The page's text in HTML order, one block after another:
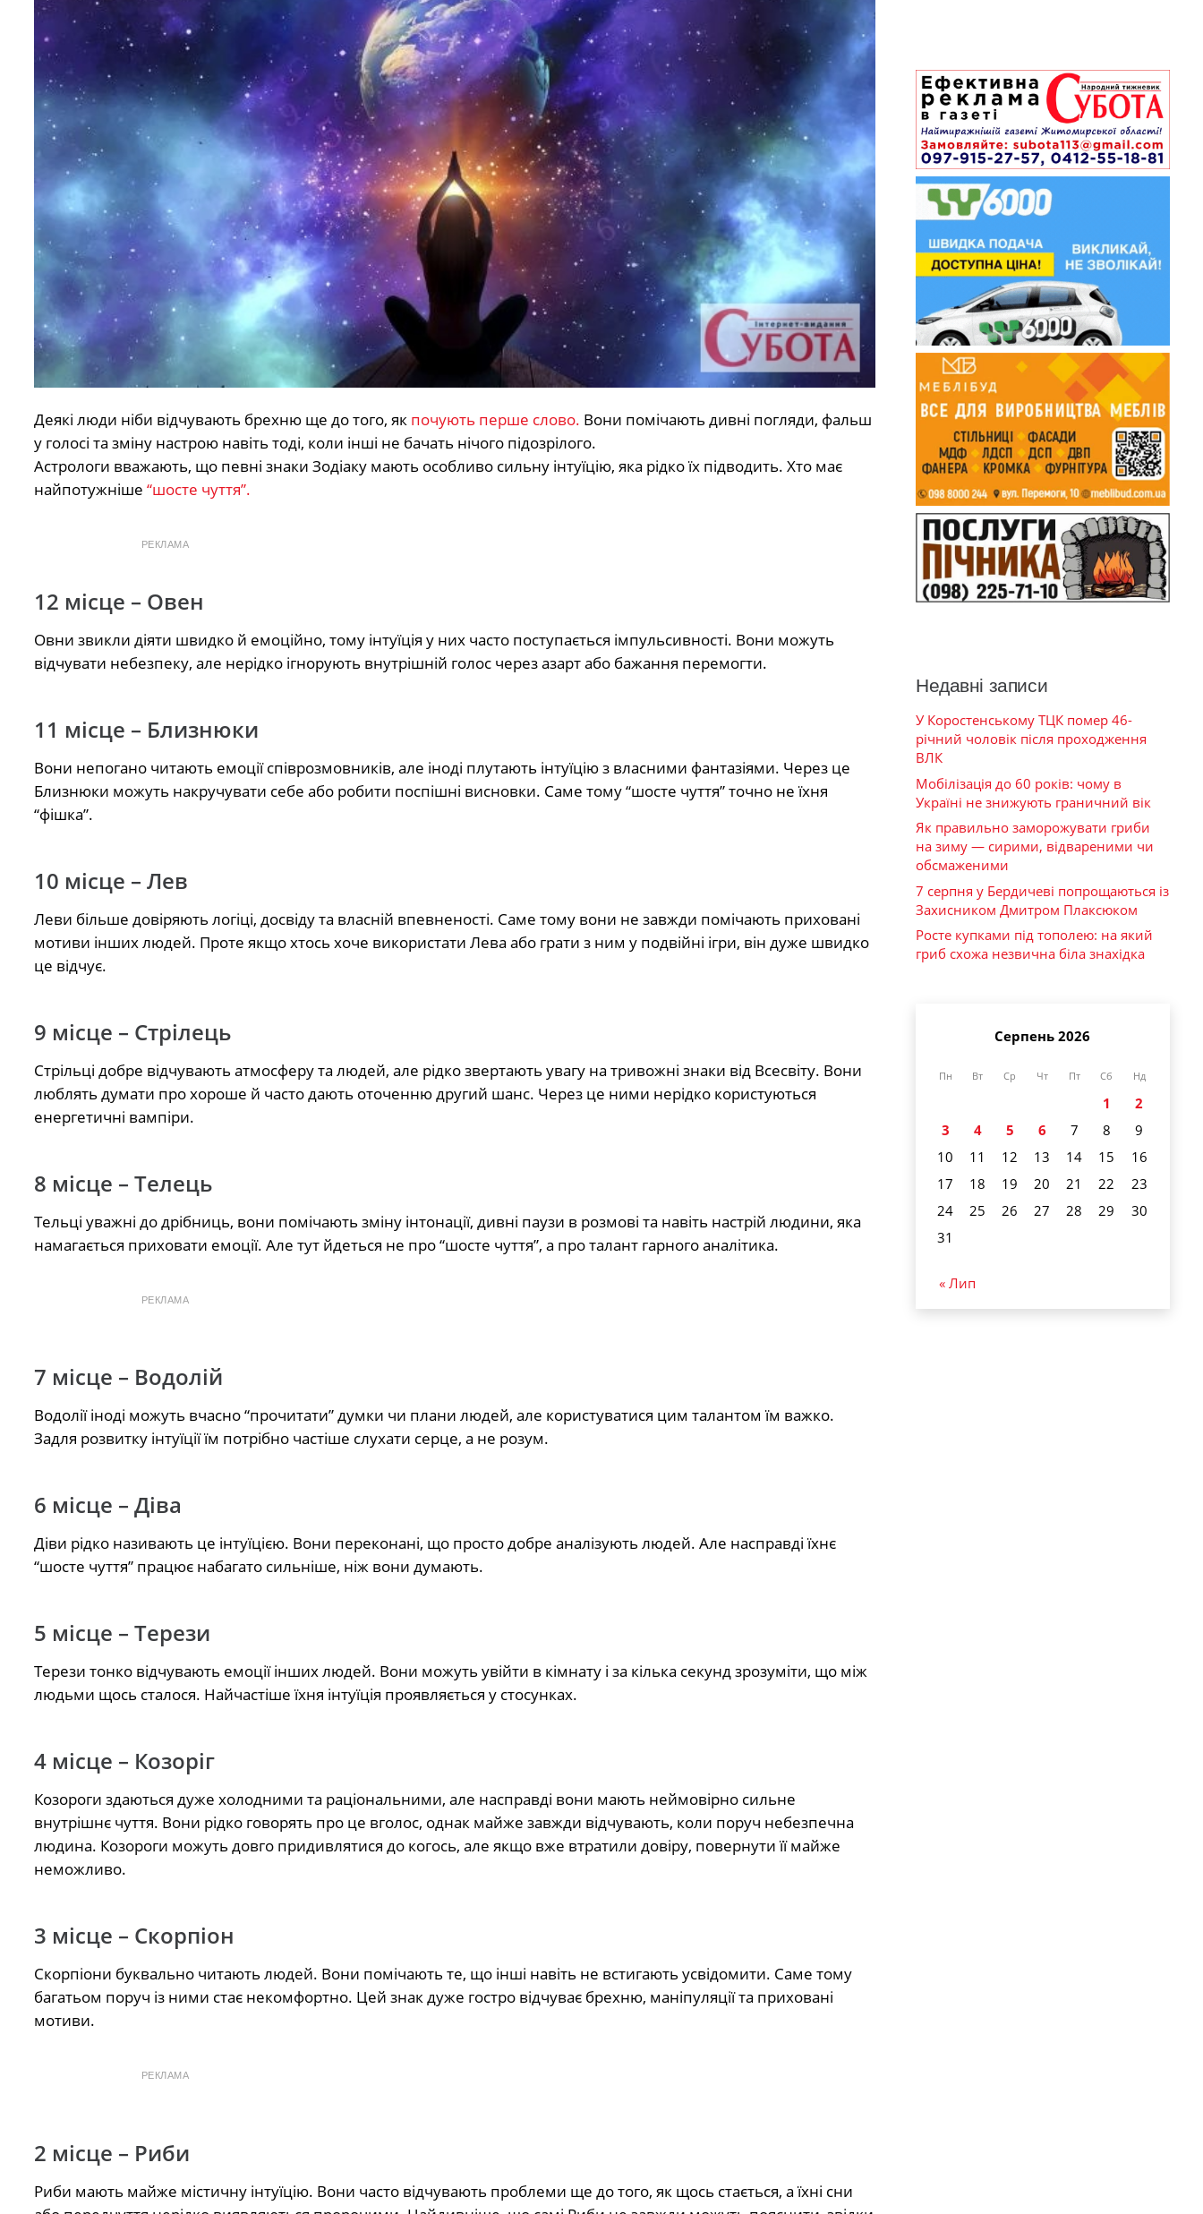
Деякі люди ніби відчувають брехню ще до того, якпочують перше слово. Вони помічають дивні погляди, фальш
у голосі та зміну настрою навіть тоді, коли інші не бачать нічого підозрілого.
Астрологи вважають, що певні знаки Зодіаку мають особливо сильну інтуїцію, яка рідко їх підводить. Хто має
найпотужніше “шосте чуття”.
РЕКЛАМА
12 місце – Овен
Овни звикли діяти швидко й емоційно, тому інтуїція у них часто поступається імпульсивності. Вони можуть
відчувати небезпеку, але нерідко ігнорують внутрішній голос через азарт або бажання перемогти.
11 місце – Близнюки
Вони непогано читають емоції співрозмовників, але іноді плутають інтуїцію з власними фантазіями. Через це
Близнюки можуть накручувати себе або робити поспішні висновки. Саме тому “шосте чуття” точно не їхня
“фішка”.
10 місце – Лев
Леви більше довіряють логіці, досвіду та власній впевненості. Саме тому вони не завжди помічають приховані
мотиви інших людей. Проте якщо хтось хоче використати Лева або грати з ним у подвійні ігри, він дуже швидко
це відчує.
9 місце – Стрілець
Стрільці добре відчувають атмосферу та людей, але рідко звертають увагу на тривожні знаки від Всесвіту. Вони
люблять думати про хороше й часто дають оточенню другий шанс. Через це ними нерідко користуються
енергетичні вампіри.
8 місце – Телець
Тельці уважні до дрібниць, вони помічають зміну інтонації, дивні паузи в розмові та навіть настрій людини, яка
намагається приховати емоції. Але тут йдеться не про “шосте чуття”, а про талант гарного аналітика.
РЕКЛАМА
7 місце – Водолій
Водолії іноді можуть вчасно “прочитати” думки чи плани людей, але користуватися цим талантом їм важко.
Задля розвитку інтуїції їм потрібно частіше слухати серце, а не розум.
6 місце – Діва
Діви рідко називають це інтуїцією. Вони переконані, що просто добре аналізують людей. Але насправді їхнє
“шосте чуття” працює набагато сильніше, ніж вони думають.
5 місце – Терези
Терези тонко відчувають емоції інших людей. Вони можуть увійти в кімнату і за кілька секунд зрозуміти, що між
людьми щось сталося. Найчастіше їхня інтуїція проявляється у стосунках.
4 місце – Козоріг
Козороги здаються дуже холодними та раціональними, але насправді вони мають неймовірно сильне
внутрішнє чуття. Вони рідко говорять про це вголос, однак майже завжди відчувають, коли поруч небезпечна
людина. Козороги можуть довго придивлятися до когось, але якщо вже втратили довіру, повернути її майже
неможливо.
3 місце – Скорпіон
Скорпіони буквально читають людей. Вони помічають те, що інші навіть не встигають усвідомити. Саме тому
багатьом поруч із ними стає некомфортно. Цей знак дуже гостро відчуває брехню, маніпуляції та приховані
мотиви.
РЕКЛАМА
2 місце – Риби
Риби мають майже містичну інтуїцію. Вони часто відчувають проблеми ще до того, як щось стається, а їхні сни
Недавні записи
У Коростенському ТЦК помер 46-
річний чоловік після проходження
ВЛК
Мобілізація до 60 років: чому в
Україні не знижують граничний вік
Як правильно заморожувати гриби
на зиму — сирими, відвареними чи
обсмаженими
7 серпня у Бердичеві попрощаються із
Захисником Дмитром Плаксюком
Росте купками під тополею: на який
гриб схожа незвична біла знахідка
Серпень 2026
Пн Вт Ср Чт Пт Сб Нд
1
2
3
4 5 6 7 8
9
10
11 12 13 14 15
16
17
18 19 20 21 22
23
24
25 26 27 28 29
30
31
« Лип